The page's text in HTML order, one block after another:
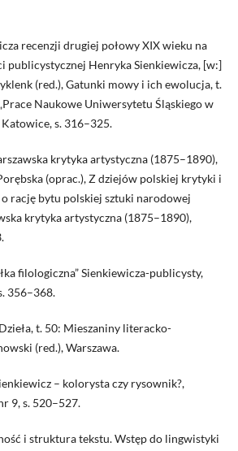
recenzji drugiej połowy XIX wieku na
publicystycznej Henryka Sienkiewicza, [w:]
(red.), Gatunki mowy i ich ewolucja, t.
Naukowe Uniwersytetu Śląskiego w
s. 316–325.
krytyka artystyczna (1875–1890),
(oprac.), Z dziejów polskiej krytyki i
rację bytu polskiej sztuki narodowej
krytyka artystyczna (1875–1890),
filologiczna” Sienkiewicza-publicysty,
356–368.
t. 50: Mieszaniny literacko-
(red.), Warszawa.
– kolorysta czy rysownik?,
9, s. 520–527.
i struktura tekstu. Wstęp do lingwistyki